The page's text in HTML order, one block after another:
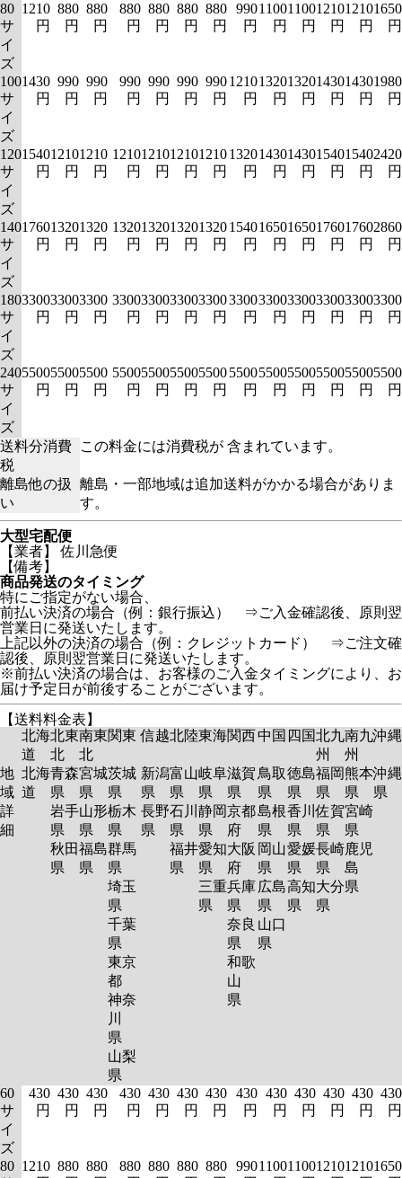
80
サ
イ
ズ
1210
円
880
円
880
円
880
円
880
円
880
円
880
円
990
円
1100
円
1100
円
1210
円
1210
円
1650
円
100
サ
イ
ズ
1430
円
990
円
990
円
990
円
990
円
990
円
990
円
1210
円
1320
円
1320
円
1430
円
1430
円
1980
円
120
サ
イ
ズ
1540
円
1210
円
1210
円
1210
円
1210
円
1210
円
1210
円
1320
円
1430
円
1430
円
1540
円
1540
円
2420
円
140
サ
イ
ズ
1760
円
1320
円
1320
円
1320
円
1320
円
1320
円
1320
円
1540
円
1650
円
1650
円
1760
円
1760
円
2860
円
180
サ
イ
ズ
3300
円
3300
円
3300
円
3300
円
3300
円
3300
円
3300
円
3300
円
3300
円
3300
円
3300
円
3300
円
3300
円
240
サ
イ
ズ
5500
円
5500
円
5500
円
5500
円
5500
円
5500
円
5500
円
5500
円
5500
円
5500
円
5500
円
5500
円
5500
円
送料分消費
税
この料金には消費税が 含まれています。
離島他の扱
い
離島・一部地域は追加送料がかかる場合がありま
す。
大型宅配便
【業者】 佐川急便
【備考】
商品発送のタイミング
特にご指定がない場合、
前払い決済の場合（例：銀行振込） ⇒ご入金確認後、原則翌
営業日に発送いたします。
上記以外の決済の場合（例：クレジットカード） ⇒ご注文確
認後、原則翌営業日に発送いたします。
※前払い決済の場合は、お客様のご入金タイミングにより、お
届け予定日が前後することがございます。
【送料料金表】
北海
道
北東
北
南東
北
関東 信越北陸東海関西中国 四国北九
州
南九
州
沖縄
地
域
詳
細
北海
道
青森
県
岩手
県
秋田
県
宮城
県
山形
県
福島
県
茨城
県
栃木
県
群馬
県
埼玉
県
千葉
県
東京
都
神奈
川
県
山梨
県
新潟
県
長野
県
富山
県
石川
県
福井
県
岐阜
県
静岡
県
愛知
県
三重
県
滋賀
県
京都
府
大阪
府
兵庫
県
奈良
県
和歌
山
県
鳥取
県
島根
県
岡山
県
広島
県
山口
県
徳島
県
香川
県
愛媛
県
高知
県
福岡
県
佐賀
県
長崎
県
大分
県
熊本
県
宮崎
県
鹿児
島
県
沖縄
県
60
サ
イ
ズ
430
円
430
円
430
円
430
円
430
円
430
円
430
円
430
円
430
円
430
円
430
円
430
円
430
円
80 1210 880 880
880 880 880 880 99011001100121012101650